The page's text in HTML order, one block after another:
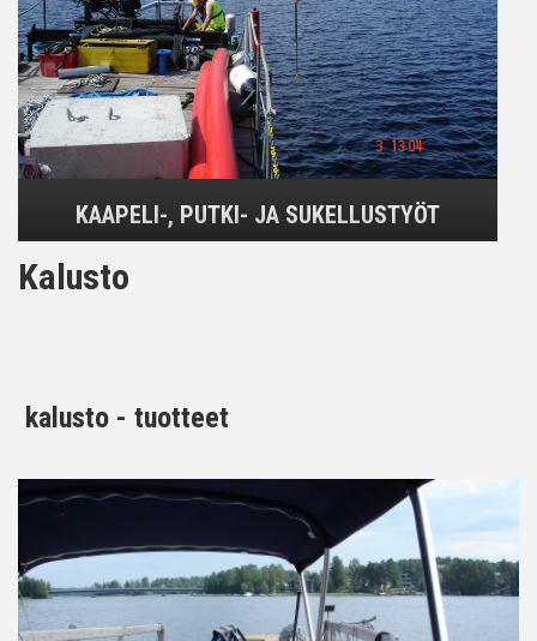
KAAPELI-, PUTKI- JA SUKELLUSTYÖT
Kalusto
kalusto - tuotteet